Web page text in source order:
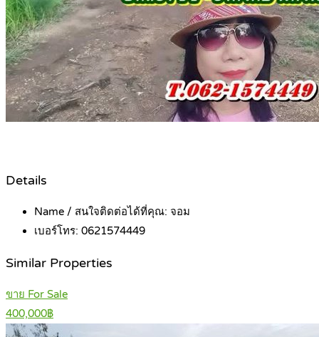
Details
Name / สนใจติดต่อได้ที่คุณ: จอม
เบอร์โทร: 0621574449
Similar Properties
ขาย For Sale
400,000฿